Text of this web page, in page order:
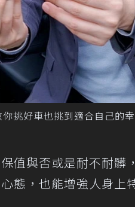
挑好車也挑到適合自己的
值與否或是耐不耐髒
態，也能增強人身上